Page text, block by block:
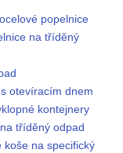
popelnice
na tříděný
otevíracím dnem
kontejnery
tříděný odpad
koše na specifický